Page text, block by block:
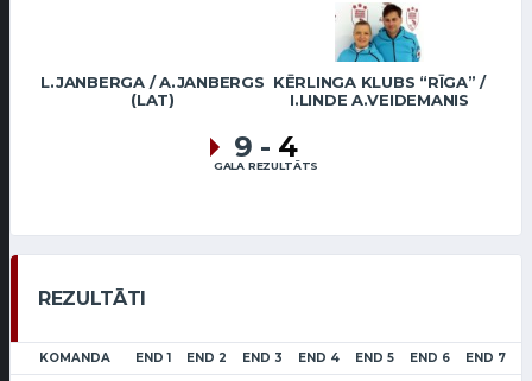
L.JANBERGA / A.JANBERGS
(LAT)
KĒRLINGA KLUBS “RĪGA” /
I.LINDE A.VEIDEMANIS
9 - 4
GALA REZULTĀTS
REZULTĀTI
KOMANDA END 1 END 2 END 3 END 4 END 5 END 6 END 7